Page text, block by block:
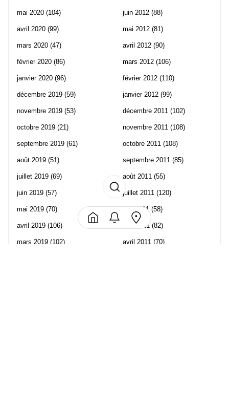
mai 2020 (104)
avril 2020 (99)
mars 2020 (47)
février 2020 (86)
janvier 2020 (96)
décembre 2019 (59)
novembre 2019 (53)
octobre 2019 (21)
septembre 2019 (61)
août 2019 (51)
juillet 2019 (69)
juin 2019 (57)
mai 2019 (70)
avril 2019 (106)
mars 2019 (102)
juin 2012 (88)
mai 2012 (81)
avril 2012 (90)
mars 2012 (106)
février 2012 (110)
janvier 2012 (99)
décembre 2011 (102)
novembre 2011 (108)
octobre 2011 (108)
septembre 2011 (85)
août 2011 (55)
juillet 2011 (120)
juin 2011 (58)
mai 2011 (82)
avril 2011 (70)